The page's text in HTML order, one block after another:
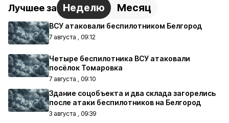
Лучшее за Неделю Месяц
ВСУ атаковали беспилотником Белгород
7 августа , 09:12
Четыре беспилотника ВСУ атаковали
посёлок Томаровка
7 августа , 09:10
Здание соцобъекта и два склада загорелись
после атаки беспилотников на Белгород
3 августа , 09:39